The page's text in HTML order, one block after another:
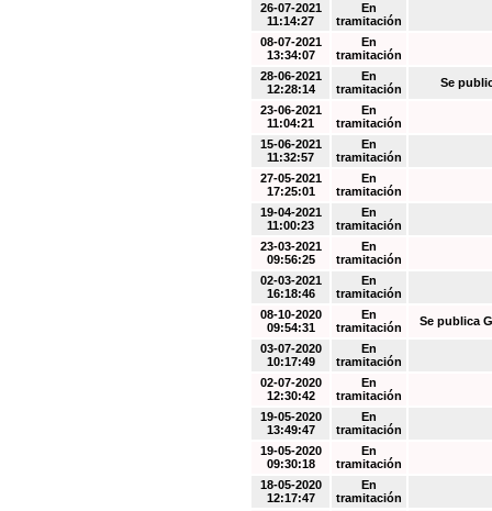
26-07-2021
11:14:27
En
tramitación
08-07-2021
13:34:07
En
tramitación
28-06-2021
12:28:14
En
tramitación
Se
23-06-2021
11:04:21
En
tramitación
15-06-2021
11:32:57
En
tramitación
27-05-2021
17:25:01
En
tramitación
19-04-2021
11:00:23
En
tramitación
23-03-2021
09:56:25
En
tramitación
02-03-2021
16:18:46
En
tramitación
08-10-2020
09:54:31
En
tramitación
Se publica
03-07-2020
10:17:49
En
tramitación
02-07-2020
12:30:42
En
tramitación
19-05-2020
13:49:47
En
tramitación
19-05-2020
09:30:18
En
tramitación
18-05-2020
12:17:47
En
tramitación